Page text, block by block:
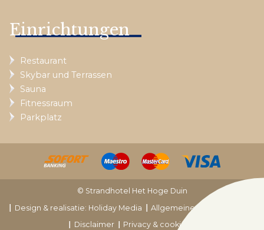
Einrichtungen
Restaurant
Skybar und Terrassen
Sauna
Fitnessraum
Parkplatz
© Strandhotel Het Hoge Duin
Design & realisatie: Holiday Media
Allgemeine Bedingungen
Disclaimer
Privacy & cookies